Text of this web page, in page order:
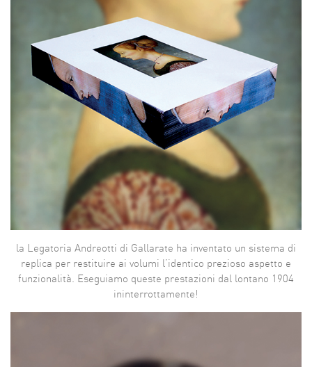
la Legatoria Andreotti di Gallarate ha inventato un sistema di
replica per restituire ai volumi l’identico prezioso aspetto e
funzionalità. Eseguiamo queste prestazioni dal lontano 1904
ininterrottamente!